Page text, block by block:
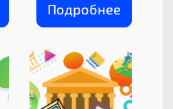
Подробнее